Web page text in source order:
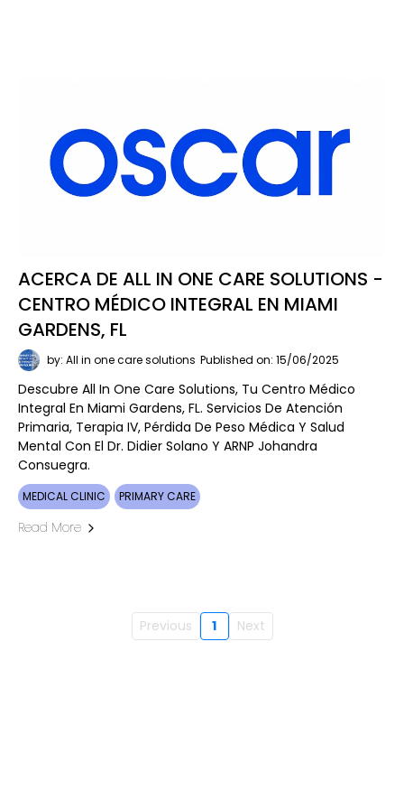
ACERCA DE ALL IN ONE CARE SOLUTIONS -
CENTRO MÉDICO INTEGRAL EN MIAMI
GARDENS, FL
by: All in one care solutions Published on: 15/06/2025
Descubre All In One Care Solutions, Tu Centro Médico
Integral En Miami Gardens, FL. Servicios De Atención
Primaria, Terapia IV, Pérdida De Peso Médica Y Salud
Mental Con El Dr. Didier Solano Y ARNP Johandra
Consuegra.
MEDICAL CLINIC PRIMARY CARE
Read More
Previous 1 Next